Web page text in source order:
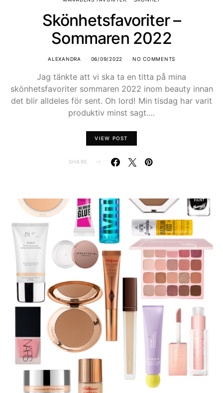
Skönhetsfavoriter –
Sommaren 2022
ALEXANDRA 06/09/2022 NO COMMENTS
Jag tänkte att vi ska ta en titta på mina
skönhetsfavoriter sommaren 2022 inom beauty innan
det blir alldeles för sent. Oh lord! Min tisdag har varit
produktiv minst sagt.…
VIEW POST
SHARE